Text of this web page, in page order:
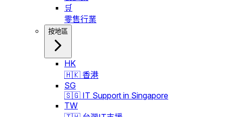
🛒
零售行業
按地區
HK
🇭🇰 香港
SG
🇸🇬 IT Support in Singapore
TW